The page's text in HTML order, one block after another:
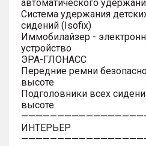
автоматического
Система удержания
сидений (Isofix)
Иммобилайзер -
устройство
ЭРА-ГЛОНАСС
Передние ремни
высоте
Подголовники всех
высоте
ИНТЕРЬЕР